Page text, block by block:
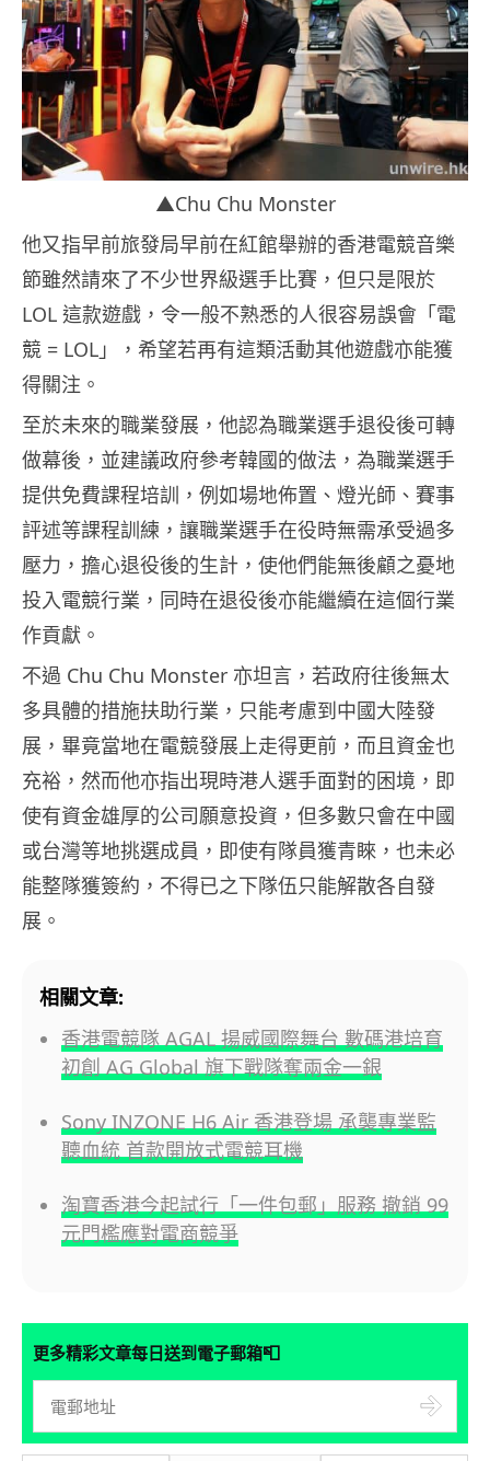
▲Chu Chu Monster
他又指早前旅發局早前在紅館舉辦的香港電競音樂
節雖然請來了不少世界級選手比賽，但只是限於
LOL 這款遊戲，令一般不熟悉的人很容易誤會「電
競 = LOL」，希望若再有這類活動其他遊戲亦能獲
得關注。
至於未來的職業發展，他認為職業選手退役後可轉
做幕後，並建議政府參考韓國的做法，為職業選手
提供免費課程培訓，例如場地佈置、燈光師、賽事
評述等課程訓練，讓職業選手在役時無需承受過多
壓力，擔心退役後的生計，使他們能無後顧之憂地
投入電競行業，同時在退役後亦能繼續在這個行業
作貢獻。
不過 Chu Chu Monster 亦坦言，若政府往後無太
多具體的措施扶助行業，只能考慮到中國大陸發
展，畢竟當地在電競發展上走得更前，而且資金也
充裕，然而他亦指出現時港人選手面對的困境，即
使有資金雄厚的公司願意投資，但多數只會在中國
或台灣等地挑選成員，即使有隊員獲青睞，也未必
能整隊獲簽約，不得已之下隊伍只能解散各自發
展。
相關文章:
香港電競隊 AGAL 揚威國際舞台 數碼港培育
初創 AG Global 旗下戰隊奪兩金一銀
Sony INZONE H6 Air 香港登場 承襲專業監
聽血統 首款開放式電競耳機
淘寶香港今起試行「一件包郵」服務 撤銷 99
元門檻應對電商競爭
更多精彩文章每日送到電子郵箱📮